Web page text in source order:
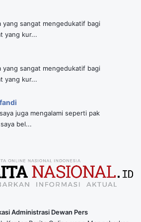
yang sangat mengedukatif bagi
yang kur...
yang sangat mengedukatif bagi
yang kur...
juga mengalami seperti pak
bel...
Administrasi Dewan Pers